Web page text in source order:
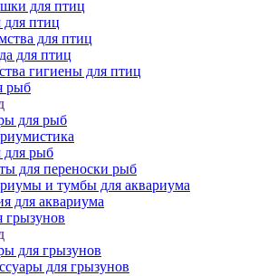
для птиц
птиц
для птиц
для птиц
гигиены для птиц
рыб
для рыб
для рыб
для переноски рыб
и тумбы для аквариума
для аквариума
грызунов
для грызунов
для грызунов